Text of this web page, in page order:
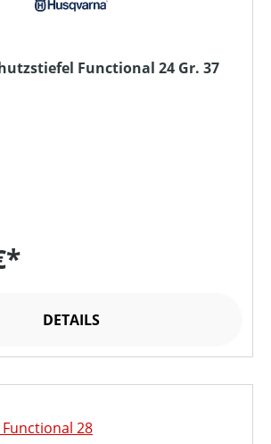
Functional 24 Gr. 37
DETAILS